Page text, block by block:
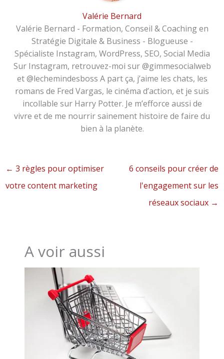
Valérie Bernard
Valérie Bernard - Formation, Conseil & Coaching en
Stratégie Digitale & Business - Blogueuse -
Spécialiste Instagram, WordPress, SEO, Social Media
Sur Instagram, retrouvez-moi sur @gimmesocialweb
et @lechemindesboss A part ça, j’aime les chats, les
romans de Fred Vargas, le cinéma d’action, et je suis
incollable sur Harry Potter. Je m’efforce aussi de
vivre et de me nourrir sainement histoire de faire du
bien à la planète.
← 3 règles pour optimiser
votre content marketing
6 conseils pour créer de
l'engagement sur les
réseaux sociaux →
A voir aussi